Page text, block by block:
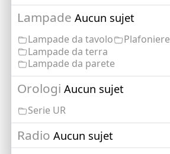
Lampade Aucun sujet
Lampade da tavolo
Plafoniere
Lampade da terra
Lampade da parete
Orologi Aucun sujet
Serie UR
Radio Aucun sujet